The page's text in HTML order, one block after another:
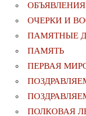
ОБЪЯВЛЕНИЯ
ОЧЕРКИ И
ПАМЯТНЫЕ
ПАМЯТЬ
ПЕРВАЯ
ПОЛКОВАЯ